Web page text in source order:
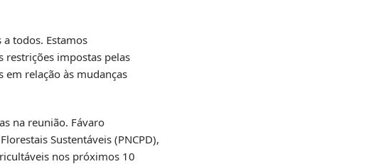
todos. Estamos
restrições impostas pelas
em relação às mudanças
na reunião. Fávaro
Sustentáveis (PNCPD),
nos próximos 10